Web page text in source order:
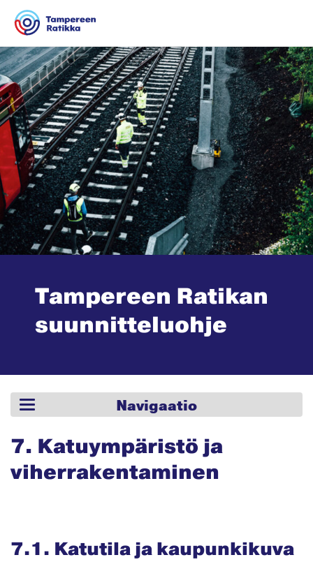
Tampereen Ratikan
suunnit­teluohje
Navigaatio
7. Katuympäristö ja
viherrakentaminen
7.1. Katutila ja kaupunkikuva